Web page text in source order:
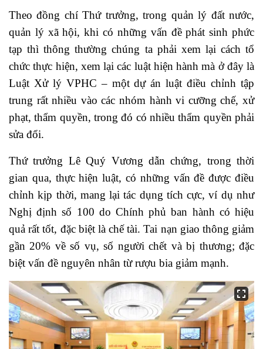
Theo đồng chí Thứ trưởng, trong quản lý đất nước,
quản lý xã hội, khi có những vấn đề phát sinh phức
tạp thì thông thường chúng ta phải xem lại cách tổ
chức thực hiện, xem lại các luật hiện hành mà ở đây là
Luật Xử lý VPHC – một dự án luật điều chỉnh tập
trung rất nhiều vào các nhóm hành vi cưỡng chế, xử
phạt, thẩm quyền, trong đó có nhiều thẩm quyền phải
sửa đổi.
Thứ trưởng Lê Quý Vương dẫn chứng, trong thời
gian qua, thực hiện luật, có những vấn đề được điều
chỉnh kịp thời, mang lại tác dụng tích cực, ví dụ như
Nghị định số 100 do Chính phủ ban hành có hiệu
quả rất tốt, đặc biệt là chế tài. Tai nạn giao thông giảm
gần 20% về số vụ, số người chết và bị thương; đặc
biệt vấn đề nguyên nhân từ rượu bia giảm mạnh.